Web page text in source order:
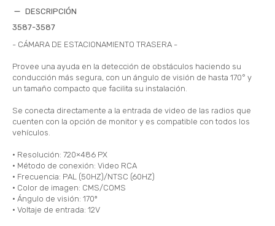
DESCRIPCIÓN
3587-3587
- CÁMARA DE ESTACIONAMIENTO TRASERA -
Provee una ayuda en la detección de obstáculos haciendo su
conducción más segura, con un ángulo de visión de hasta 170° y
un tamaño compacto que facilita su instalación.
Se conecta directamente a la entrada de video de las radios que
cuenten con la opción de monitor y es compatible con todos los
vehículos.
• Resolución: 720×486 PX
• Método de conexión: Video RCA
• Frecuencia: PAL (50HZ)/NTSC (60HZ)
• Color de imagen: CMS/COMS
• Ángulo de visión: 170º
• Voltaje de entrada: 12V